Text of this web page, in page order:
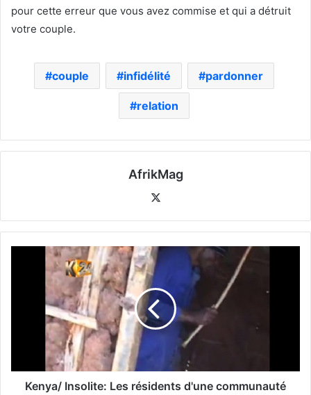
pour cette erreur que vous avez commise et qui a détruit
votre couple.
couple infidélité pardonner
relation
AfrikMag
Kenya/ Insolite: Les résidents d'une communauté